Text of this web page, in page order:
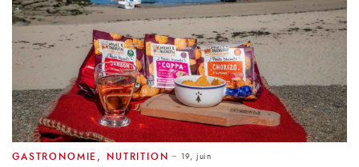
GASTRONOMIE NUTRITION 19, juin